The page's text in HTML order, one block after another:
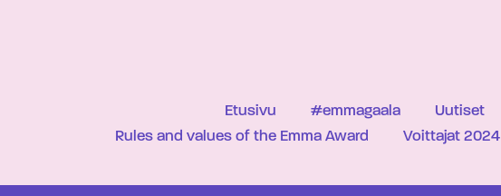
Etusivu #emmagaala Uutiset
Rules and values of the Emma Award
Voittajat 2024